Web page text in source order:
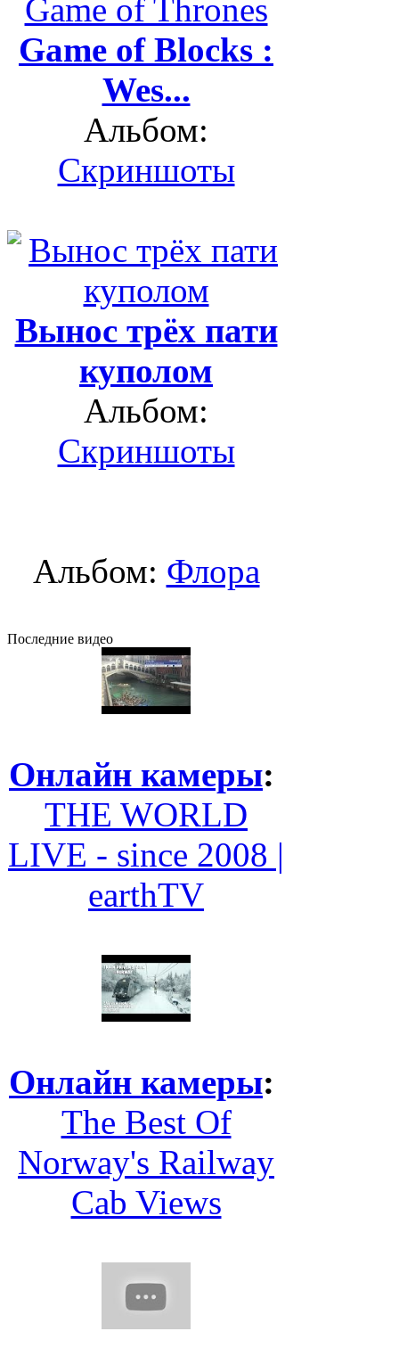
Game of Blocks :
Wes...
Альбом:
Скриншоты
Вынос трёх пати
куполом
Альбом:
Скриншоты
Альбом: Флора
Последние видео
Онлайн камеры:
THE WORLD
LIVE - since 2008 |
earthTV
Онлайн камеры:
The Best Of
Norway's Railway
Cab Views